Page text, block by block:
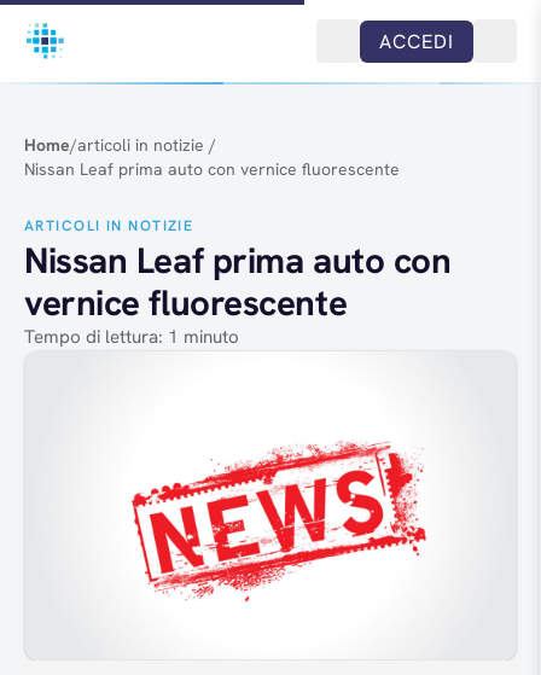
Salta al contenuto
ACCEDI
Home/articoli in notizie /
Nissan Leaf prima auto con vernice fluorescente
ARTICOLI IN NOTIZIE
Nissan Leaf prima auto con
vernice fluorescente
Tempo di lettura: 1 minuto